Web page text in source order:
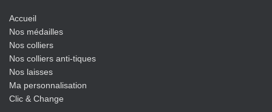
Accueil
Nos médailles
Nos colliers
Nos colliers anti-tiques
Nos laisses
Ma personnalisation
Clic & Change